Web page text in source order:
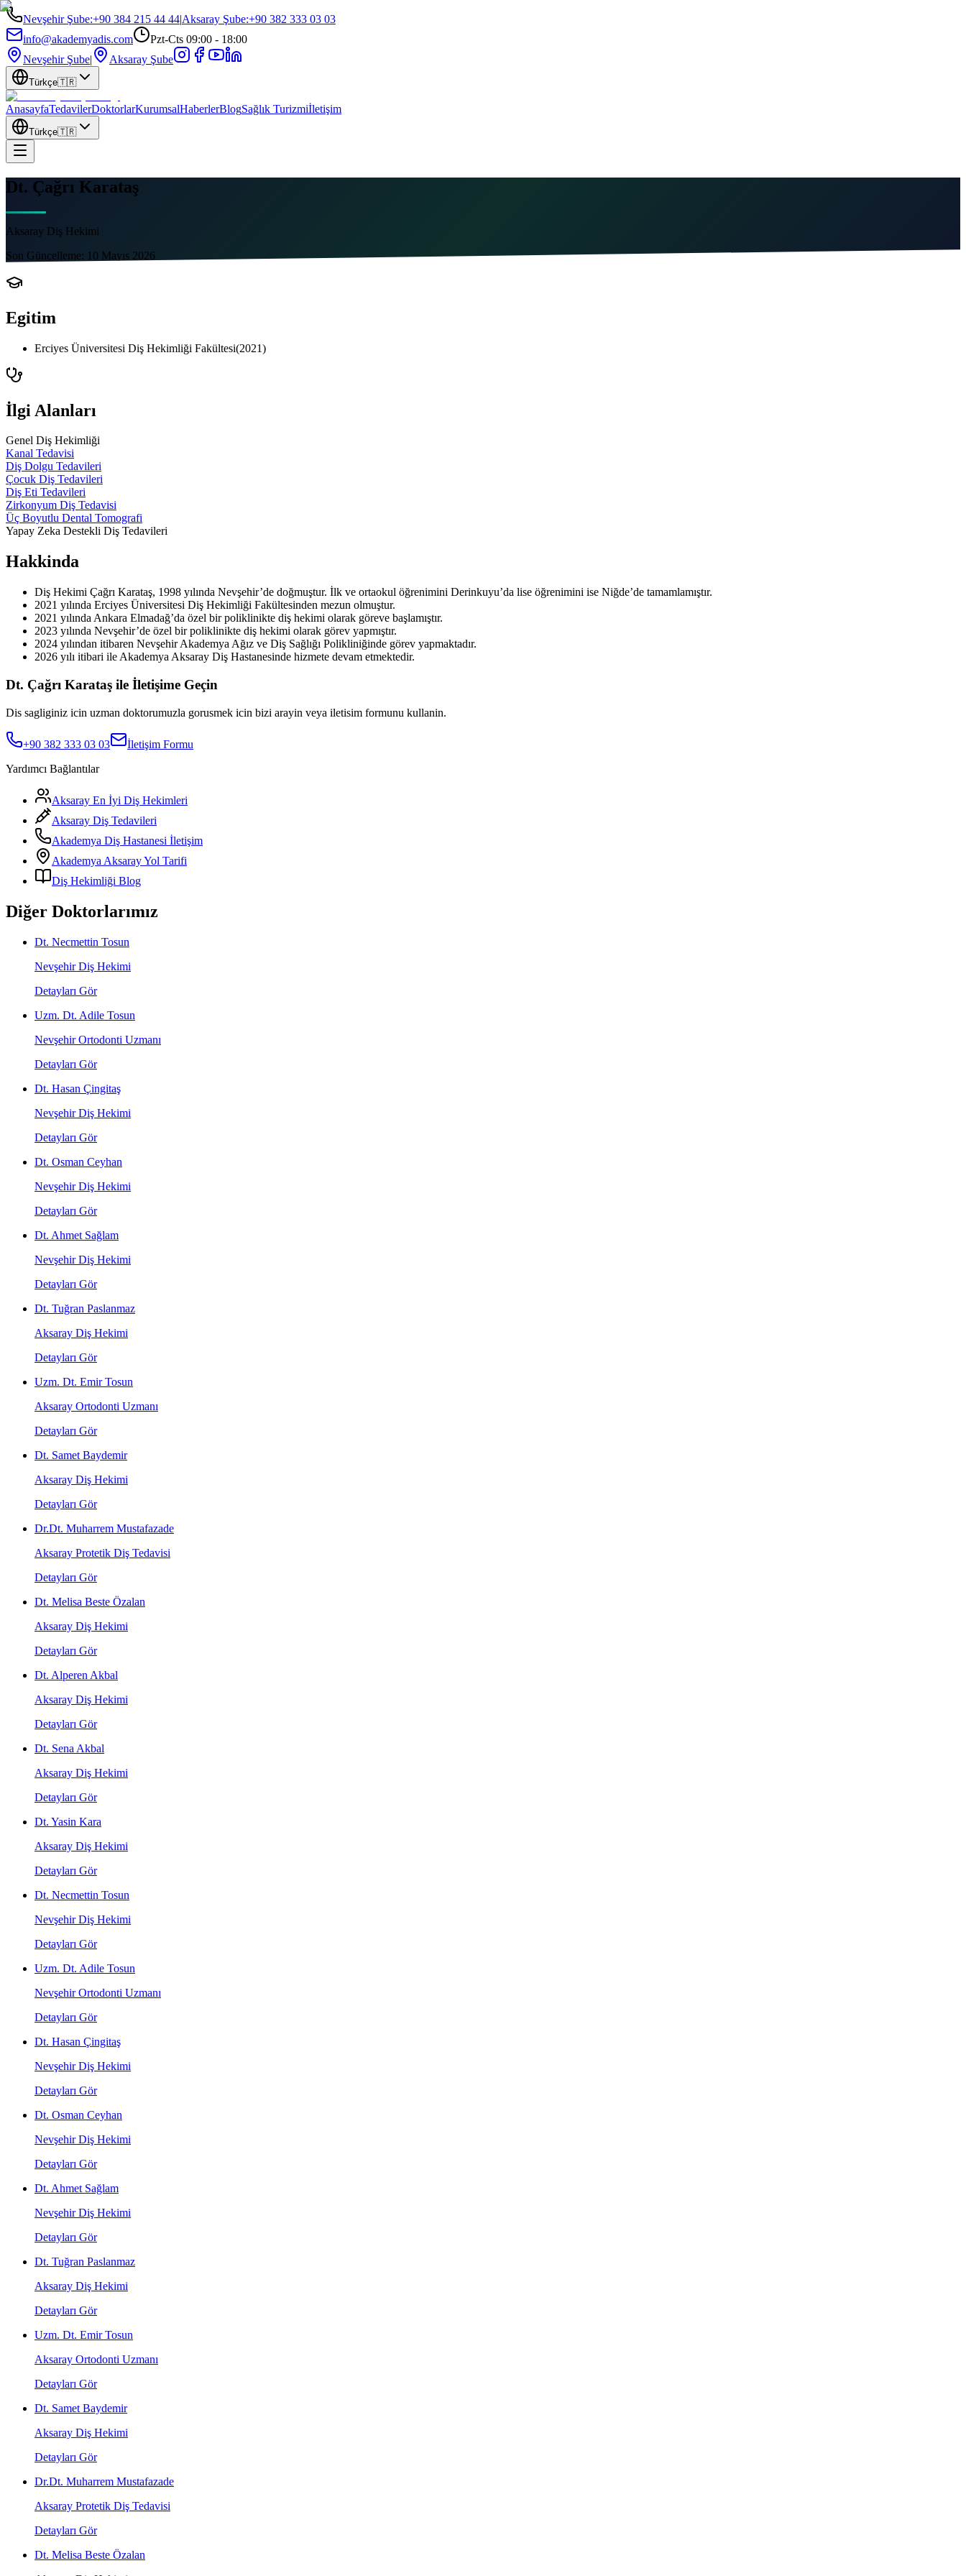
Nevşehir Şube:+90 384 215 44 44|Aksaray Şube:+90 382 333 03 03
info@akademyadis.com
Pzt-Cts 09:00 - 18:00
Nevşehir Şube| Aksaray Şube
Türkçe🇹🇷
AnasayfaTedavilerDoktorlarKurumsalHaberlerBlogSağlık Turizmiİletişim
Türkçe🇹🇷
Dt. Çağrı Karataş
Aksaray Diş Hekimi
Son Güncelleme: 10 Mayıs 2026
Egitim
Erciyes Üniversitesi Diş Hekimliği Fakültesi(2021)
İlgi Alanları
Genel Diş Hekimliği
Kanal Tedavisi
Diş Dolgu Tedavileri
Çocuk Diş Tedavileri
Diş Eti Tedavileri
Zirkonyum Diş Tedavisi
Üç Boyutlu Dental Tomografi
Yapay Zeka Destekli Diş Tedavileri
Hakkinda
Diş Hekimi Çağrı Karataş, 1998 yılında Nevşehir’de doğmuştur. İlk ve ortaokul öğrenimini Derinkuyu’da lise öğrenimini ise Niğde’de tamamlamıştır.
2021 yılında Erciyes Üniversitesi Diş Hekimliği Fakültesinden mezun olmuştur.
2021 yılında Ankara Elmadağ’da özel bir poliklinikte diş hekimi olarak göreve başlamıştır.
2023 yılında Nevşehir’de özel bir poliklinikte diş hekimi olarak görev yapmıştır.
2024 yılından itibaren Nevşehir Akademya Ağız ve Diş Sağlığı Polikliniğinde görev yapmaktadır.
2026 yılı itibari ile Akademya Aksaray Diş Hastanesinde hizmete devam etmektedir.
Dt. Çağrı Karataş ile İletişime Geçin
Dis sagliginiz icin uzman doktorumuzla gorusmek icin bizi arayin veya iletisim formunu kullanin.
+90 382 333 03 03
İletişim Formu
Yardımcı Bağlantılar
Aksaray En İyi Diş Hekimleri
Aksaray Diş Tedavileri
Akademya Diş Hastanesi İletişim
Akademya Aksaray Yol Tarifi
Diş Hekimliği Blog
Diğer Doktorlarımız
Dt. Necmettin Tosun
Nevşehir Diş Hekimi
Detayları Gör
Uzm. Dt. Adile Tosun
Nevşehir Ortodonti Uzmanı
Detayları Gör
Dt. Hasan Çingitaş
Nevşehir Diş Hekimi
Detayları Gör
Dt. Osman Ceyhan
Nevşehir Diş Hekimi
Detayları Gör
Dt. Ahmet Sağlam
Nevşehir Diş Hekimi
Detayları Gör
Dt. Tuğran Paslanmaz
Aksaray Diş Hekimi
Detayları Gör
Uzm. Dt. Emir Tosun
Aksaray Ortodonti Uzmanı
Detayları Gör
Dt. Samet Baydemir
Aksaray Diş Hekimi
Detayları Gör
Dr.Dt. Muharrem Mustafazade
Aksaray Protetik Diş Tedavisi
Detayları Gör
Dt. Melisa Beste Özalan
Aksaray Diş Hekimi
Detayları Gör
Dt. Alperen Akbal
Aksaray Diş Hekimi
Detayları Gör
Dt. Sena Akbal
Aksaray Diş Hekimi
Detayları Gör
Dt. Yasin Kara
Aksaray Diş Hekimi
Detayları Gör
Dt. Necmettin Tosun
Nevşehir Diş Hekimi
Detayları Gör
Uzm. Dt. Adile Tosun
Nevşehir Ortodonti Uzmanı
Detayları Gör
Dt. Hasan Çingitaş
Nevşehir Diş Hekimi
Detayları Gör
Dt. Osman Ceyhan
Nevşehir Diş Hekimi
Detayları Gör
Dt. Ahmet Sağlam
Nevşehir Diş Hekimi
Detayları Gör
Dt. Tuğran Paslanmaz
Aksaray Diş Hekimi
Detayları Gör
Uzm. Dt. Emir Tosun
Aksaray Ortodonti Uzmanı
Detayları Gör
Dt. Samet Baydemir
Aksaray Diş Hekimi
Detayları Gör
Dr.Dt. Muharrem Mustafazade
Aksaray Protetik Diş Tedavisi
Detayları Gör
Dt. Melisa Beste Özalan